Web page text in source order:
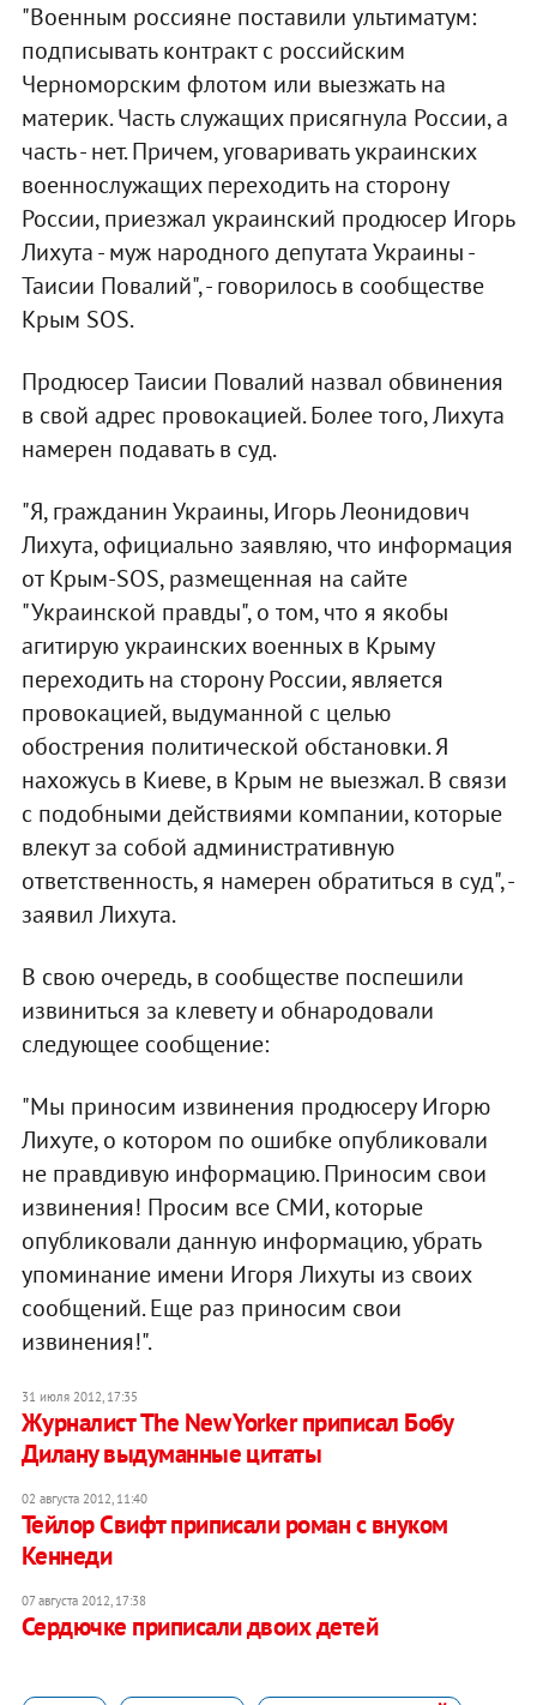
"Военным россияне поставили ультиматум:
подписывать контракт с российским
Черноморским флотом или выезжать на
материк. Часть служащих присягнула России, а
часть - нет. Причем, уговаривать украинских
военнослужащих переходить на сторону
России, приезжал украинский продюсер Игорь
Лихута - муж народного депутата Украины -
Таисии Повалий", - говорилось в сообществе
Крым SOS.
Продюсер Таисии Повалий назвал обвинения
в свой адрес провокацией. Более того, Лихута
намерен подавать в суд.
"Я, гражданин Украины, Игорь Леонидович
Лихута, официально заявляю, что информация
от Крым-SOS, размещенная на сайте
"Украинской правды", о том, что я якобы
агитирую украинских военных в Крыму
переходить на сторону России, является
провокацией, выдуманной с целью
обострения политической обстановки. Я
нахожусь в Киеве, в Крым не выезжал. В связи
с подобными действиями компании, которые
влекут за собой административную
ответственность, я намерен обратиться в суд", -
заявил Лихута.
В свою очередь, в сообществе поспешили
извиниться за клевету и обнародовали
следующее сообщение:
"Мы приносим извинения продюсеру Игорю
Лихуте, о котором по ошибке опубликовали
не правдивую информацию. Приносим свои
извинения! Просим все СМИ, которые
опубликовали данную информацию, убрать
упоминание имени Игоря Лихуты из своих
сообщений. Еще раз приносим свои
извинения!".
31 июля 2012, 17:35
Журналист The New Yorker приписал Бобу
Дилану выдуманные цитаты
02 августа 2012, 11:40
Тейлор Свифт приписали роман с внуком
Кеннеди
07 августа 2012, 17:38
Сердючке приписали двоих детей